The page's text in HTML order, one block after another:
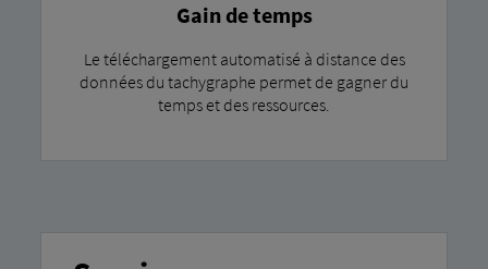
Gain de temps
Le téléchargement automatisé à distance des
données du tachygraphe permet de gagner du
temps et des ressources.